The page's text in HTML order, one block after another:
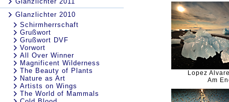
Glanzlichter 2010
Schirmherrschaft
Grußwort
Grußwort DVF
Vorwort
All Over Winner
Magnificent Wilderness
The Beauty of Plants
Nature as Art
Artists on Wings
The World of Mammals
Lopez
Am